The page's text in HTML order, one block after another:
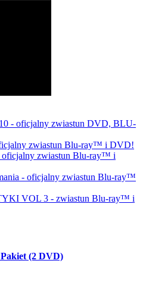
- oficjalny zwiastun DVD, BLU-
zwiastun Blu-ray™ i DVD!
oficjalny zwiastun Blu-ray™ i
- oficjalny zwiastun Blu-ray™
VOL 3 - zwiastun Blu-ray™ i
(2 DVD)